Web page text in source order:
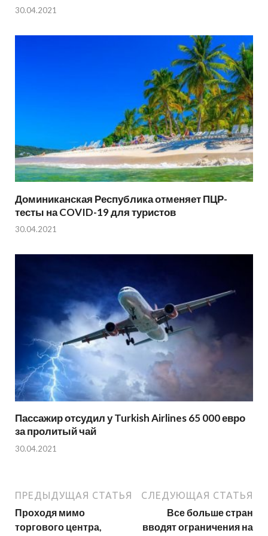
30.04.2021
Доминиканская Республика отменяет ПЦР-
тесты на COVID-19 для туристов
30.04.2021
Пассажир отсудил у Turkish Airlines 65 000 евро
за пролитый чай
30.04.2021
ПРЕДЫДУЩАЯ СТАТЬЯ
Проходя мимо
торгового центра,
СЛЕДУЮЩАЯ СТАТЬЯ
Все больше стран
вводят ограничения на